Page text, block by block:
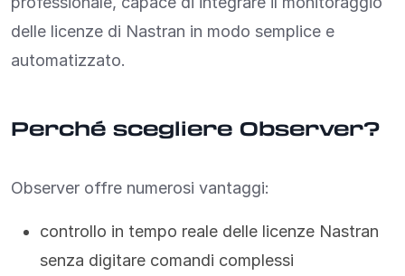
delle licenze di Nastran in modo semplice e
automatizzato.
Perché scegliere Observer?
Observer offre numerosi vantaggi:
controllo in tempo reale delle licenze Nastran
senza digitare comandi complessi